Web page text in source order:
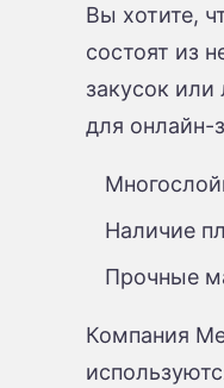
Вы хотите,
состоят из
закусок
для онлайн-
Наличие
Прочные
Компания